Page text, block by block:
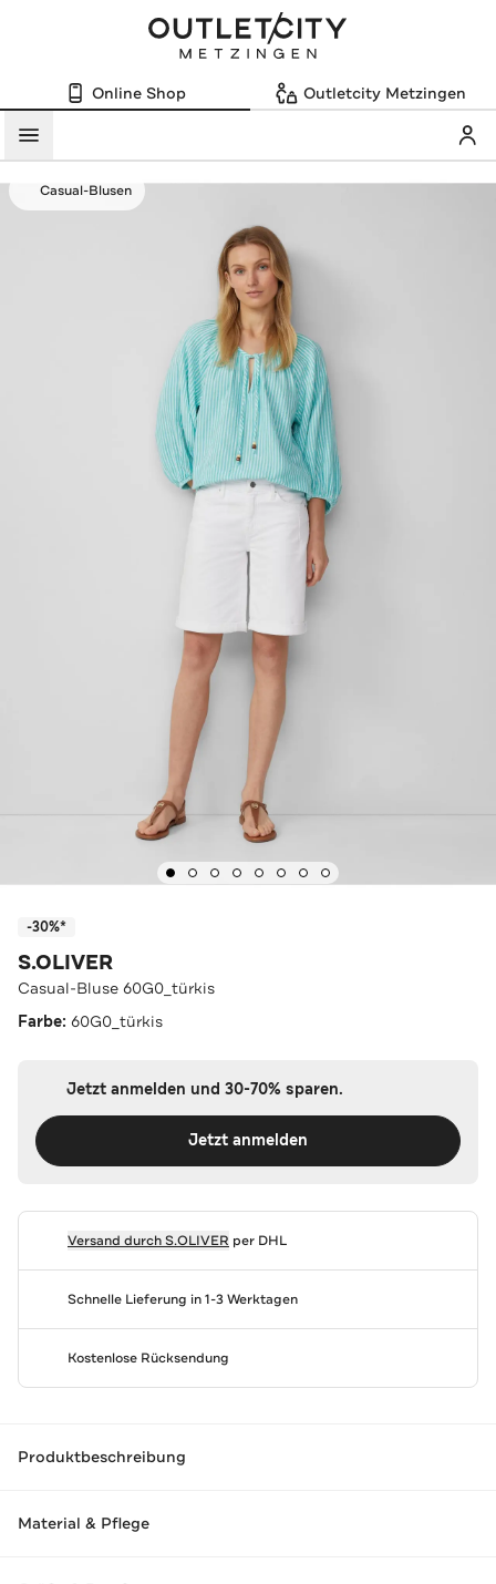
Online Shop Outletcity Metzingen
Menü
Casual-Blusen
-30%*
S.OLIVER
Casual-Bluse 60G0_türkis
Farbe: 60G0_türkis
Jetzt anmelden und 30-70% sparen.
Jetzt anmelden
Versand durchS.OLIVER per DHL
Schnelle Lieferung in 1-3 Werktagen
Kostenlose Rücksendung
Produktbeschreibung
Material & Pflege